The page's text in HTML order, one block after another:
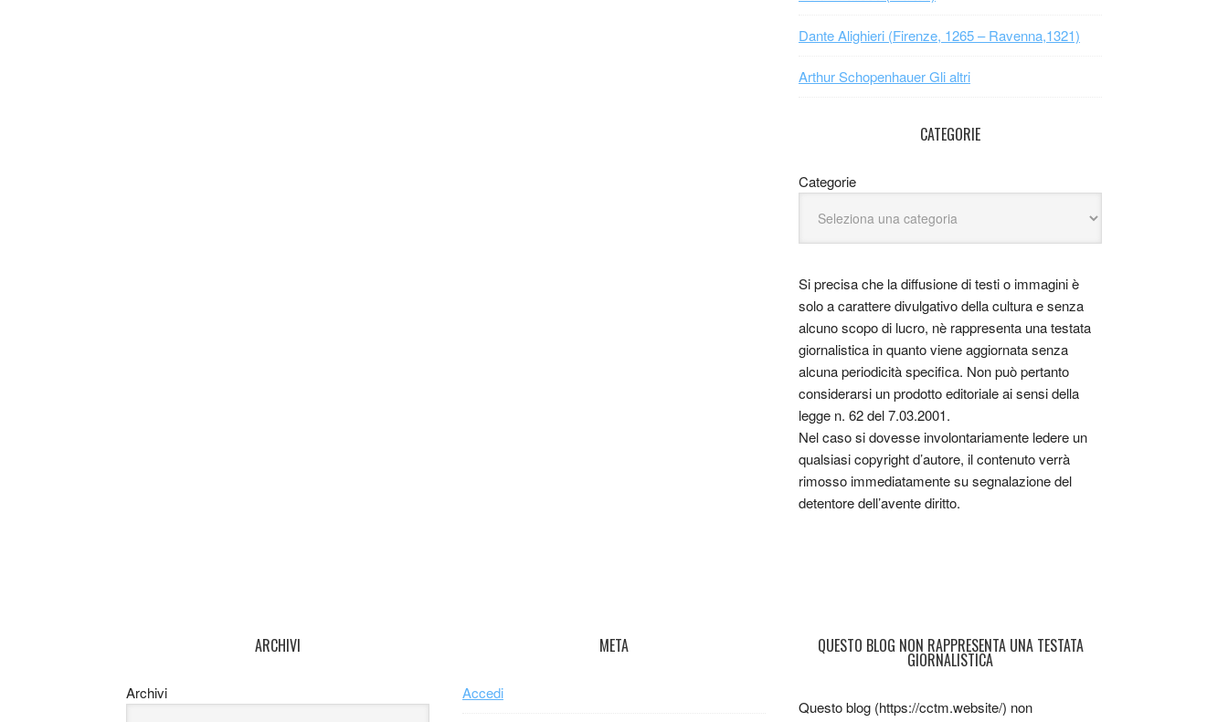
Dante Alighieri (Firenze, 1265 – Ravenna,1321)
Arthur Schopenhauer Gli altri
CATEGORIE
Categorie
Si precisa che la diffusione di testi o immagini è
solo a carattere divulgativo della cultura e senza
alcuno scopo di lucro, nè rappresenta una testata
giornalistica in quanto viene aggiornata senza
alcuna periodicità specifica. Non può pertanto
considerarsi un prodotto editoriale ai sensi della
legge n. 62 del 7.03.2001.
Nel caso si dovesse involontariamente ledere un
qualsiasi copyright d’autore, il contenuto verrà
rimosso immediatamente su segnalazione del
detentore dell’avente diritto.
ARCHIVI
Archivi
META
Accedi
QUESTO BLOG NON RAPPRESENTA UNA TESTATA
GIORNALISTICA
Questo blog (https://cctm.website/) non